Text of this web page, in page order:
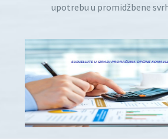
upotrebu u promidžbene